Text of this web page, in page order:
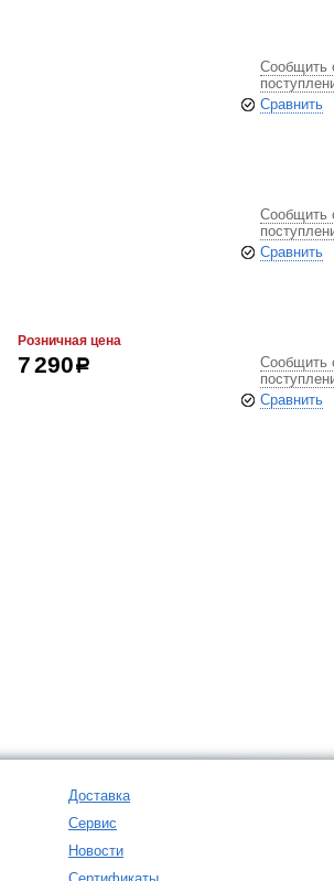
Сообщить
Сравнить
Сообщить
Сравнить
Розничная цена
7 290р
Сообщить
Сравнить
Доставка
Сервис
Новости